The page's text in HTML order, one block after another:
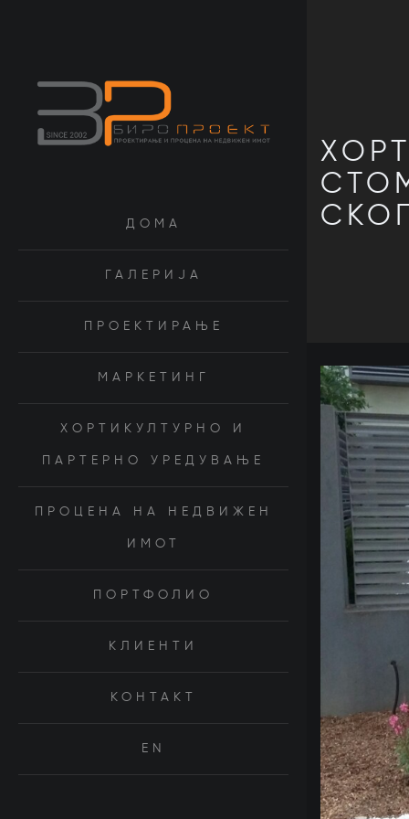
ДОМА
ГАЛЕРИЈА
ПРОЕКТИРАЊЕ
МАРКЕТИНГ
ХОРТИКУЛТУРНО И
ПАРТЕРНО УРЕДУВАЊЕ
ПРОЦЕНА НА НЕДВИЖЕН
ИМОТ
ПОРТФОЛИО
КЛИЕНТИ
КОНТАКТ
EN